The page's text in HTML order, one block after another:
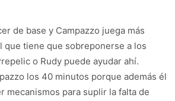
de base y Campazzo juega más
que tiene que sobreponerse a los
o Rudy puede ayudar ahí.
los 40 minutos porque además él
mecanismos para suplir la falta de